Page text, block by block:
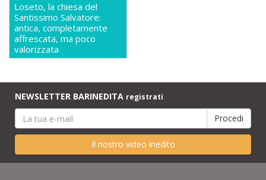
Loseto, la chiesa del
Santissimo Salvatore:
antica, completamente
affrescata, ma poco
valorizzata
NEWSLETTER BARINEDITA registrati
Il nostro video inedito